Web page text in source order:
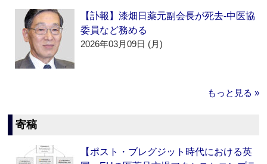
【訃報】漆畑日薬元副会長が死去‐中医協
委員など務める
2026年03月09日 (月)
もっと見る »
寄稿
【ポスト・ブレグジット時代における英